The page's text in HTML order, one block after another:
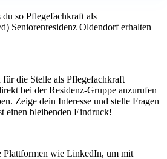
so Pflegefachkraft als
Seniorenresidenz Oldendorf erhalten
die Stelle als Pflegefachkraft
bei der Residenz-Gruppe anzurufen
Zeige dein Interesse und stelle Fragen
einen bleibenden Eindruck!
Plattformen wie LinkedIn, um mit